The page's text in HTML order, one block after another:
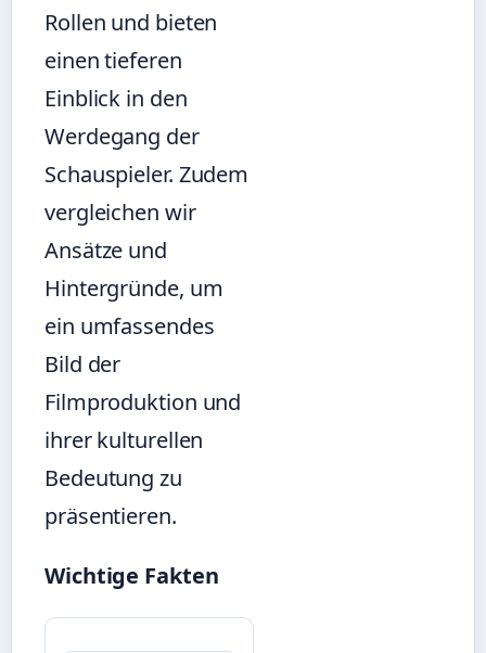
Rollen und bieten
einen tieferen
Einblick in den
Werdegang der
Schauspieler. Zudem
vergleichen wir
Ansätze und
Hintergründe, um
ein umfassendes
Bild der
Filmproduktion und
ihrer kulturellen
Bedeutung zu
präsentieren.
Wichtige Fakten